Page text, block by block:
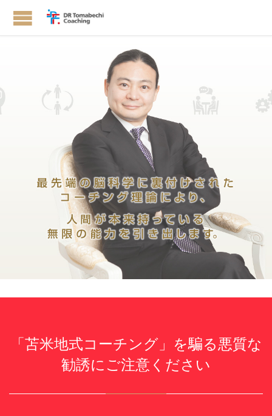
「苫米地式コーチング」を騙る悪質な
勧誘にご注意ください